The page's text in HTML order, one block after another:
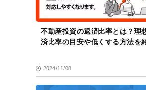
不動産投資の返済比率とは？理
済比率の目安や低くする方法を
2024/11/08